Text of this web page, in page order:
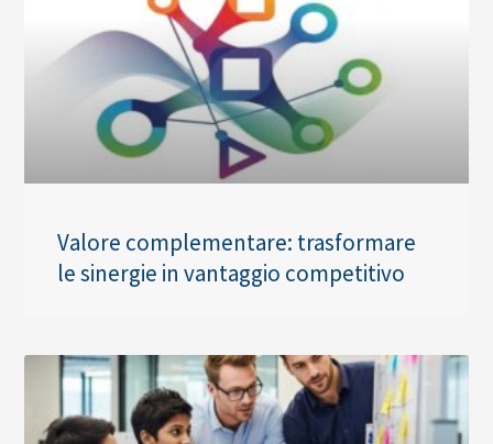
Valore complementare: trasformare
le sinergie in vantaggio competitivo